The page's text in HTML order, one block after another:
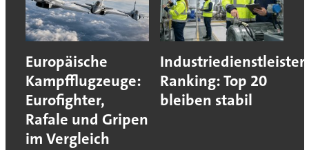
Europäische
Kampfflugzeuge:
Eurofighter,
Rafale und Gripen
im Vergleich
Industriedienstleister-
Ranking: Top 20
bleiben stabil